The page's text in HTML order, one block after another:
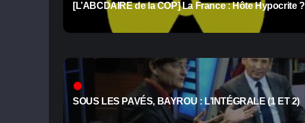
[L’ABCDAIRE de la COP] La France : Hôte Hypocrite ?
SOUS LES PAVÉS, BAYROU : L’INTÉGRALE (1 ET 2)